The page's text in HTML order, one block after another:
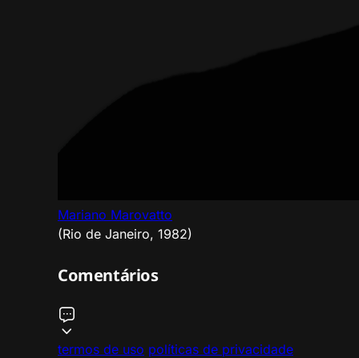
Mariano Marovatto
(Rio de Janeiro, 1982)
Comentários
termos de uso políticas de privacidade